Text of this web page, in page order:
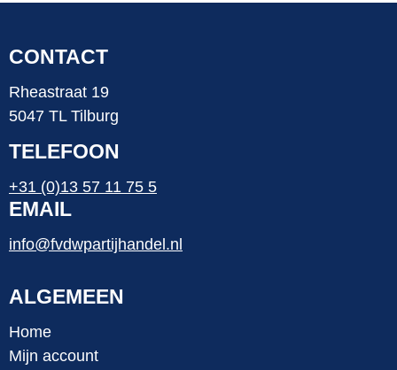
CONTACT
Rheastraat 19
5047 TL Tilburg
TELEFOON
+31 (0)13 57 11 75 5
EMAIL
info@fvdwpartijhandel.nl
ALGEMEEN
Home
Mijn account